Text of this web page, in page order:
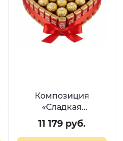
Композиция
«Сладкая
валентинка» с KitKat
и Ferrero в форме
11 179 руб.